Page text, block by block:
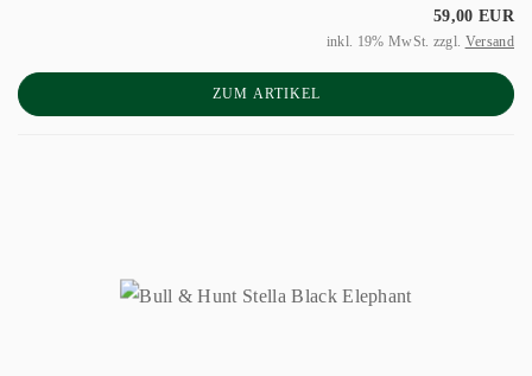
59,00 EUR
inkl. 19% MwSt. zzgl. Versand
ZUM ARTIKEL